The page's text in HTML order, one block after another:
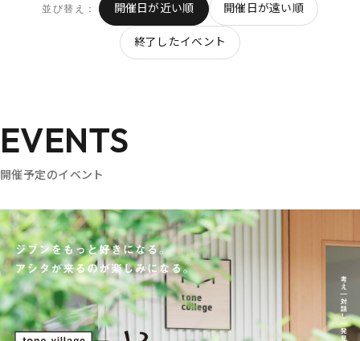
並び替え： 開催日が近い順 開催日が遠い順
終了したイベント
EVENTS
開催予定のイベント